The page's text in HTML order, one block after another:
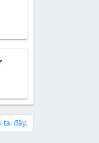
tại đây.